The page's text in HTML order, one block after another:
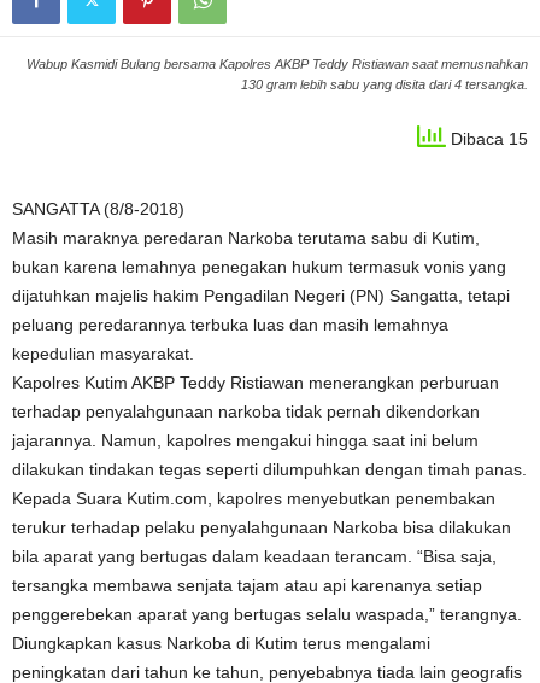
Wabup Kasmidi Bulang bersama Kapolres AKBP Teddy Ristiawan saat memusnahkan
130 gram lebih sabu yang disita dari 4 tersangka.
Dibaca 15
SANGATTA (8/8-2018)
Masih maraknya peredaran Narkoba terutama sabu di Kutim,
bukan karena lemahnya penegakan hukum termasuk vonis yang
dijatuhkan majelis hakim Pengadilan Negeri (PN) Sangatta, tetapi
peluang peredarannya terbuka luas dan masih lemahnya
kepedulian masyarakat.
Kapolres Kutim AKBP Teddy Ristiawan menerangkan perburuan
terhadap penyalahgunaan narkoba tidak pernah dikendorkan
jajarannya. Namun, kapolres mengakui hingga saat ini belum
dilakukan tindakan tegas seperti dilumpuhkan dengan timah panas.
Kepada Suara Kutim.com, kapolres menyebutkan penembakan
terukur terhadap pelaku penyalahgunaan Narkoba bisa dilakukan
bila aparat yang bertugas dalam keadaan terancam. “Bisa saja,
tersangka membawa senjata tajam atau api karenanya setiap
penggerebekan aparat yang bertugas selalu waspada,” terangnya.
Diungkapkan kasus Narkoba di Kutim terus mengalami
peningkatan dari tahun ke tahun, penyebabnya tiada lain geografis